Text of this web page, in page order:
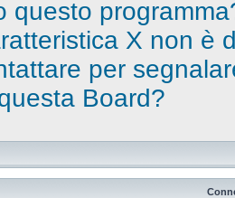
questo
X non è
per
Board?